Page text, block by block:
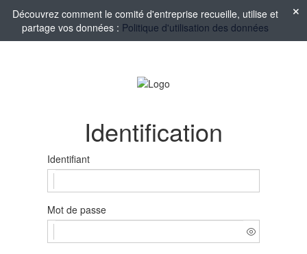
Découvrez comment le comité d'entreprise recueille, utilise et
partage vos données : Politique d'utilisation des données
Identification
Identifiant
Mot de passe